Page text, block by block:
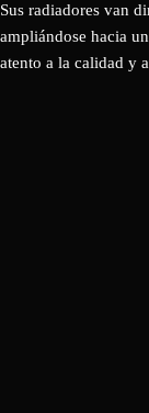
Sus radiadores van
ampliándose hacia
atento a la calidad y